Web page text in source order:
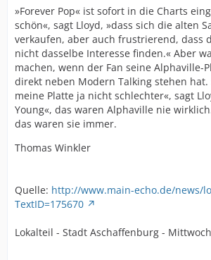
»Forever Pop« ist sofort in die Charts
schön«, sagt Lloyd, »dass sich die alten
verkaufen, aber auch frustrierend, dass
nicht dasselbe Interesse finden.« Aber
machen, wenn der Fan seine Alphaville-
direkt neben Modern Talking stehen hat.
meine Platte ja nicht schlechter«, sagt
Young«, das waren Alphaville nie
das waren sie immer.
Thomas Winkler
Quelle: http://www.main-echo.de/news/
TextID=175670
Lokalteil - Stadt Aschaffenburg -